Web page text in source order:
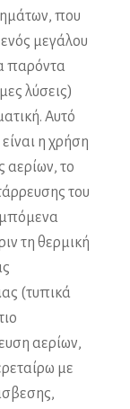
που
μεγάλου
παρόντα
λύσεις)
Αυτό
η χρήση
αερίων, το
του
τη θερμική
(τυπικά
αερίων,
με